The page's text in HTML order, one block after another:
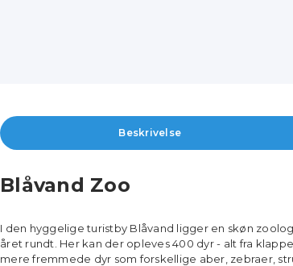
Beskrivelse
Blåvand Zoo
I den hyggelige turistby Blåvand ligger en skøn
året rundt. Her kan der opleves 400 dyr - alt fra
mere fremmede dyr som forskellige aber, zebraer,